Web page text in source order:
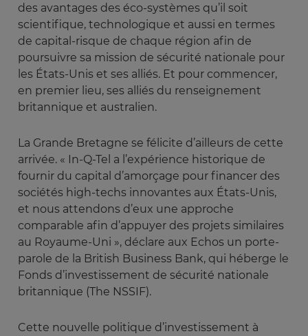
des avantages des éco-systèmes qu’il soit
scientifique, technologique et aussi en termes
de capital-risque de chaque région afin de
poursuivre sa mission de sécurité nationale pour
les États-Unis et ses alliés. Et pour commencer,
en premier lieu, ses alliés du renseignement
britannique et australien.
La Grande Bretagne se félicite d’ailleurs de cette
arrivée. « In-Q-Tel a l’expérience historique de
fournir du capital d’amorçage pour financer des
sociétés high-techs innovantes aux États-Unis,
et nous attendons d’eux une approche
comparable afin d’appuyer des projets similaires
au Royaume-Uni », déclare aux Echos un porte-
parole de la British Business Bank, qui héberge le
Fonds d’investissement de sécurité nationale
britannique (The NSSIF).
Cette nouvelle politique d’investissement à